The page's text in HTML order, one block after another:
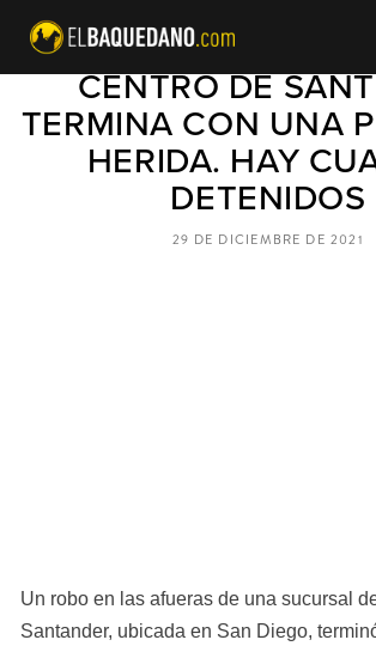
BALACERA POR
CENTRO DE
TERMINA CON UNA
HERIDA. HAY
DETENIDOS
Un robo en las afueras de una sucursal
Santander, ubicada en San Diego,
29 DE DICIEMBRE DE 2021